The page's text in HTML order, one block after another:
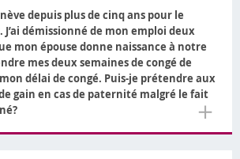
depuis plus de cinq ans pour le
démissionné de mon emploi deux
mon épouse donne naissance à notre
mes deux semaines de congé de
délai de congé. Puis-je prétendre aux
gain en cas de paternité malgré le fait
＋